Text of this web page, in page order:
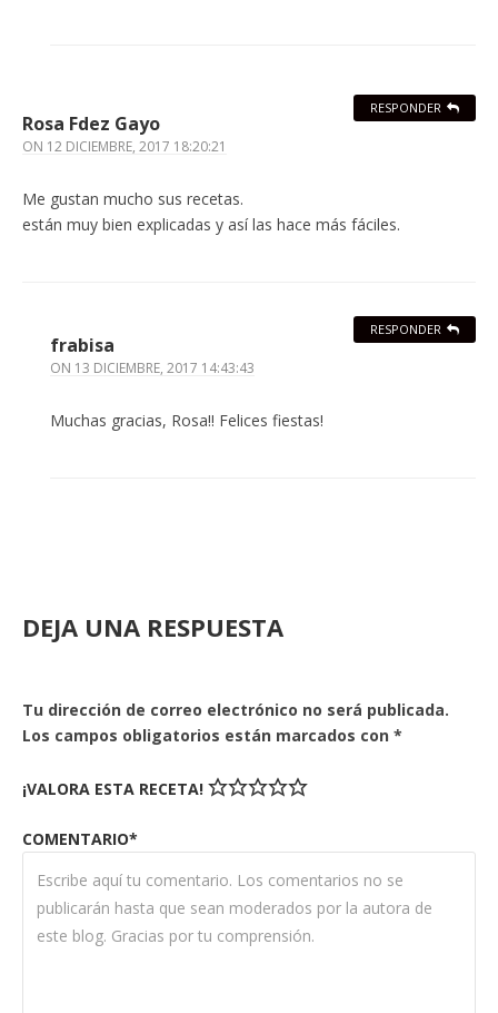
Rosa Fdez Gayo
ON 12 DICIEMBRE, 2017 18:20:21
Me gustan mucho sus recetas.
están muy bien explicadas y así las hace más fáciles.
RESPONDER
frabisa
ON 13 DICIEMBRE, 2017 14:43:43
Muchas gracias, Rosa!! Felices fiestas!
RESPONDER
DEJA UNA RESPUESTA
Tu dirección de correo electrónico no será publicada.
Los campos obligatorios están marcados con *
¡VALORA ESTA RECETA!
COMENTARIO*